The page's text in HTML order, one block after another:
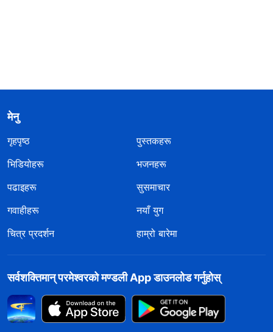
मेनु
गृहपृष्ठ
पुस्तकहरू
भिडियोहरू
भजनहरू
पढाइहरू
सुसमाचार
गवाहीहरू
नयाँ युग
चित्र प्रदर्शन
हाम्रो बारेमा
सर्वशक्तिमान्‌ परमेश्‍वरको मण्डली App डाउनलोड गर्नुहोस्